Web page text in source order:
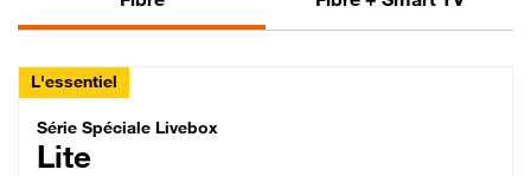
L'essentiel
Série Spéciale Livebox Lite Fibre
Série Spéciale Livebox
Lite